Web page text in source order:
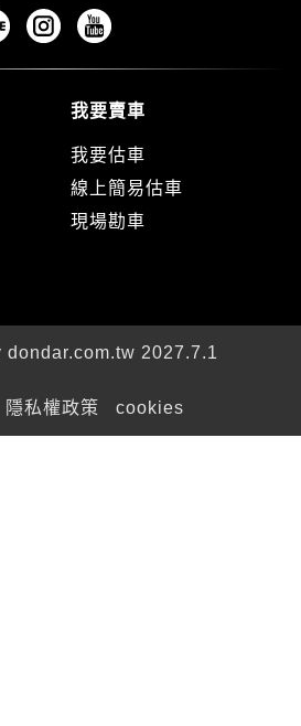
我要賣車
我要估車
線上簡易估車
現場勘車
2027.7.1
隱私權政策 cookies